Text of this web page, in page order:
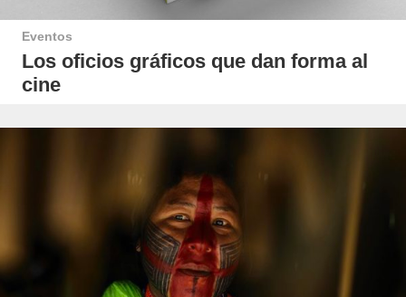
Eventos
Los oficios gráficos que dan forma al
cine